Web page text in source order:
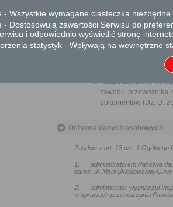
W przypadku zawieszenia
licencji dokonuje zwrotu
Podstawa prawna
Ustawa z dnia 16
Ustawa z dnia 6
Rozporządzenie
zawodu przewoźnika
dokumentów (Dz. U.
Ochrona danych osobowych
Zgodnie z art. 13 ust. 1 Ogólnego
1) administratorem Państwa
adres: ul. Marii Skłodowskiej-
2) administrator wyznaczył
w sprawach przetwarzania
- Wszystkie wymagane ciasteczka
- Dostosowują zawartości Serwisu do
i odpowiednio wyświetlić stronę
statystyk - Wpływają na wewnętrzne